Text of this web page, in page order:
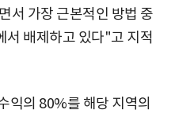
서 가장 근본적인 방법 중
서 배제하고 있다"고 지적
익의 80%를 해당 지역의